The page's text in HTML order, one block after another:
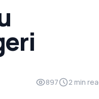
897 2 min